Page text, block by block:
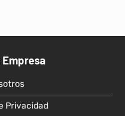
variantes.
opciones
pueden
elegir
en
Privacidad